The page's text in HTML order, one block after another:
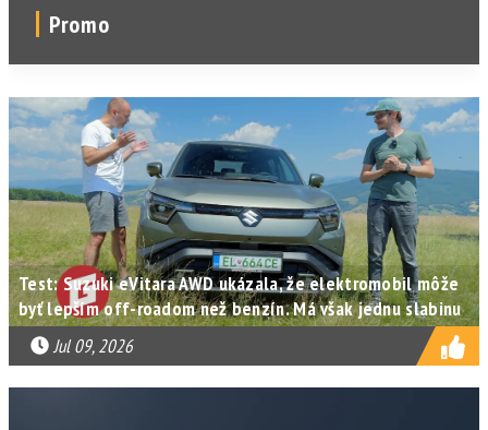
Promo
Test: Suzuki eVitara AWD ukázala, že elektromobil môže
byť lepším off-roadom než benzín. Má však jednu slabinu
Jul 09, 2026